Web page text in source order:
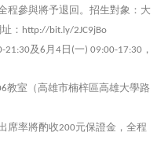
程參與將予退回。招生對象：大
： http://bit.ly/2JC9jBo
21:30及6 月 4 日 (一) 09:00-17:30 ，
教室（高雄市楠梓區高雄大學路
席率將酌收200元保證金，全程